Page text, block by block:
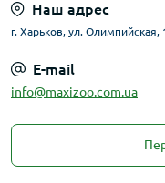
Наш адрес
г. Харьков, ул. Олимпийская,
E-mail
info@maxizoo.com.ua